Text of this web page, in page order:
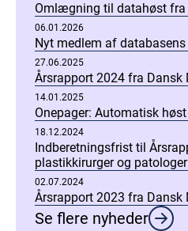
Omlægning til datahøst fra
06.01.2026
Nyt medlem af
27.06.2025
Årsrapport 2024 fra Dansk
14.01.2025
Onepager: Automatisk
18.12.2024
Indberetningsfrist til
plastikkirurger og patologer
02.07.2024
Årsrapport 2023 fra Dansk
Se flere nyheder